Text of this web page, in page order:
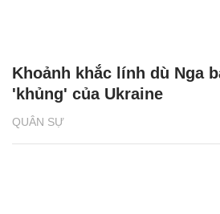
QUÂN SỰ
Khoảnh khắc lính dù Nga
'khủng' của Ukraine